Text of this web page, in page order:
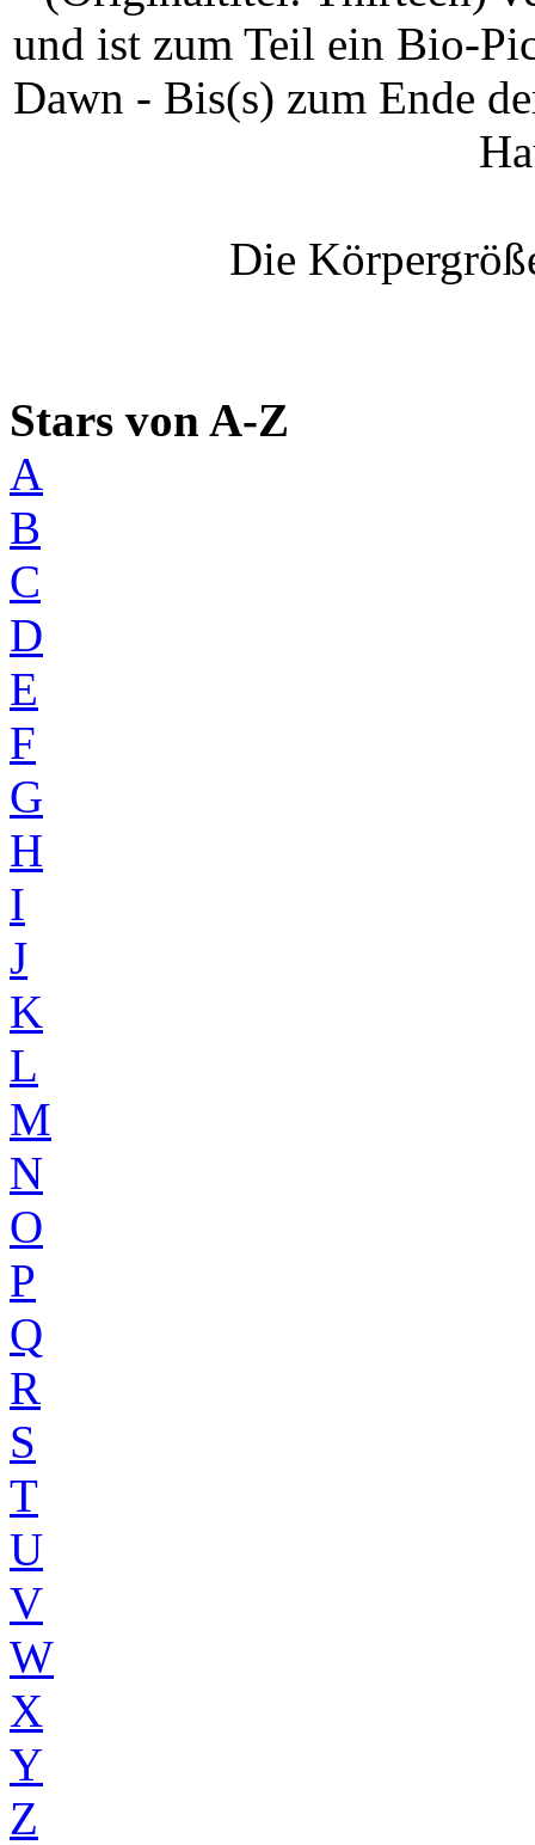
und ist zum Teil ein Bio-
Dawn - Bis(s) zum Ende
Die
Stars von A-Z
A
B
C
D
E
F
G
H
I
J
K
L
M
N
O
P
Q
R
S
T
U
V
W
X
Y
Z